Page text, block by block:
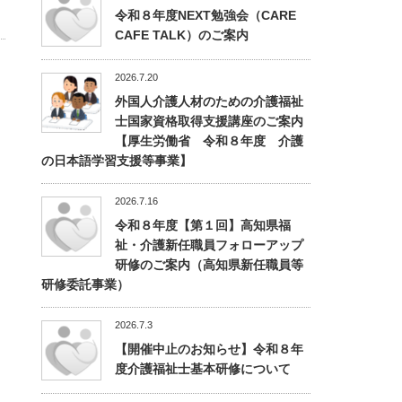
令和８年度NEXT勉強会（CARE
CAFE TALK）のご案内
2026.7.20
外国人介護人材のための介護福祉
士国家資格取得支援講座のご案内
【厚生労働省 令和８年度 介護
の日本語学習支援等事業】
2026.7.16
令和８年度【第１回】高知県福
祉・介護新任職員フォローアップ
研修のご案内（高知県新任職員等
研修委託事業）
2026.7.3
【開催中止のお知らせ】令和８年
度介護福祉士基本研修について